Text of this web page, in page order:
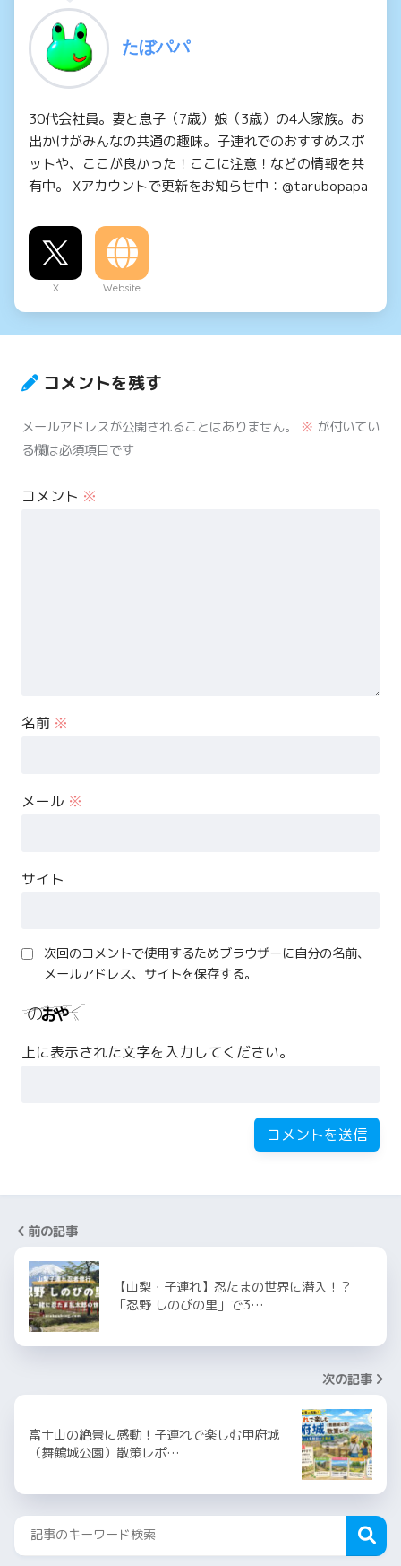
たぼパパ
30代会社員。妻と息子（7歳）娘（3歳）の4人家族。お
出かけがみんなの共通の趣味。子連れでのおすすめスポ
ットや、ここが良かった！ここに注意！などの情報を共
有中。 Xアカウントで更新をお知らせ中：@tarubopapa
X Website
コメントを残す
メールアドレスが公開されることはありません。 ※ が付いてい
る欄は必須項目です
コメント ※
名前 ※
メール ※
サイト
次回のコメントで使用するためブラウザーに自分の名前、
メールアドレス、サイトを保存する。
上に表示された文字を入力してください。
前の記事
【山梨・子連れ】忍たまの世界に潜入！？
「忍野 しのびの里」で3…
次の記事
富士山の絶景に感動！子連れで楽しむ甲府城
（舞鶴城公園）散策レポ…